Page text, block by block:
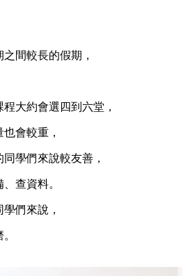
間較長的假期，
大約會選四到六堂，
會較重，
學們來說較友善，
查資料。
們來說，